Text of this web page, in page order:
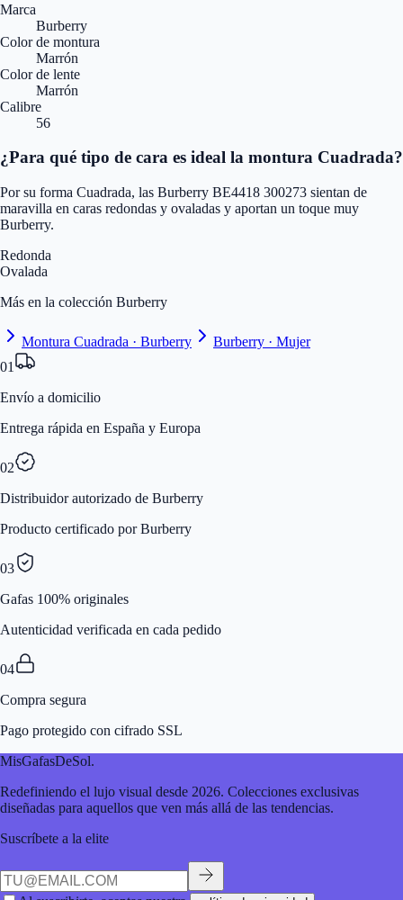
Marca
Burberry
Color de montura
Marrón
Color de lente
Marrón
Calibre
56
¿Para qué tipo de cara es ideal la montura Cuadrada?
Por su forma Cuadrada, las Burberry BE4418 300273 sientan de
maravilla en caras redondas y ovaladas y aportan un toque muy
Burberry.
Redonda
Ovalada
Más en la colección Burberry
Montura Cuadrada · Burberry
Burberry · Mujer
01
Envío a domicilio
Entrega rápida en España y Europa
02
Distribuidor autorizado de Burberry
Producto certificado por Burberry
03
Gafas 100% originales
Autenticidad verificada en cada pedido
04
Compra segura
Pago protegido con cifrado SSL
MisGafasDeSol.
Redefiniendo el lujo visual desde 2026. Colecciones exclusivas
diseñadas para aquellos que ven más allá de las tendencias.
Suscríbete a la elite